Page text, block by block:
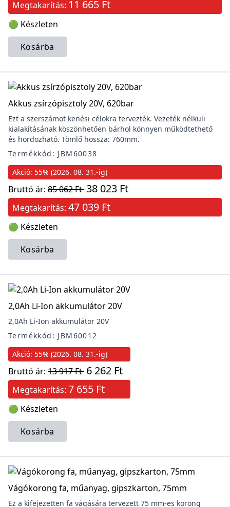
Megtakarítás: 11 665 Ft
🟢 Készleten
Kosárba
Akkus zsírzópisztoly 20V, 620bar
Ezt a szerszámot kenési célokra tervezték. Vezeték nélküli
kialakításának köszönhetően bárhol könnyen működtethető
és hordozható. Tömlő hossza: 760mm.
Termékkód: JBM60038
Akció: 55% (2026. 08. 31.-ig)
Bruttó ár: 85 062 Ft38 023 Ft
Megtakarítás: 47 039 Ft
🟢 Készleten
Kosárba
2,0Ah Li-Ion akkumulátor 20V
2,0Ah Li-Ion akkumulátor 20V
Termékkód: JBM60012
Akció: 55% (2026. 08. 31.-ig)
Bruttó ár: 13 917 Ft 6 262 Ft
Megtakarítás: 7 655 Ft
🟢 Készleten
Kosárba
Vágókorong fa, műanyag, gipszkarton, 75mm
Ez a kifejezetten fa vágására tervezett 75 mm-es korong